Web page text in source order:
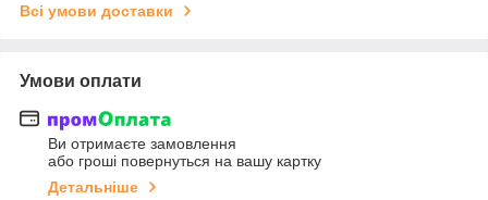
Всі умови доставки
Умови оплати
Ви отримаєте замовлення
або гроші повернуться на вашу картку
Детальніше